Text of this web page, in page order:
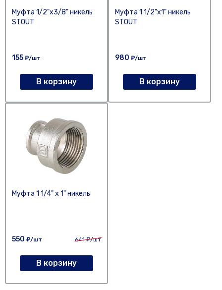
Муфта 1/2"х3/8" никель
STOUT
155 ₽/шт
В корзину
Муфта 1 1/2"х1" никель
STOUT
980 ₽/шт
В корзину
Муфта 1 1/4" х 1" никель
550 ₽/шт 641₽/шт
В корзину